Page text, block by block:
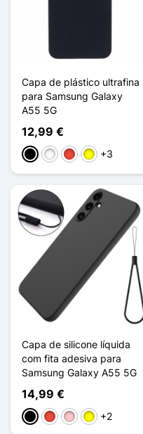
Capa de plástico ultrafina
para Samsung Galaxy
A55 5G
12,99 €
PretoBrancoVermelho
Amarelo
+3
Capa de silicone líquida
com fita adesiva para
Samsung Galaxy A55 5G
14,99 €
PretoVermelho
RosaAmarelo
+2